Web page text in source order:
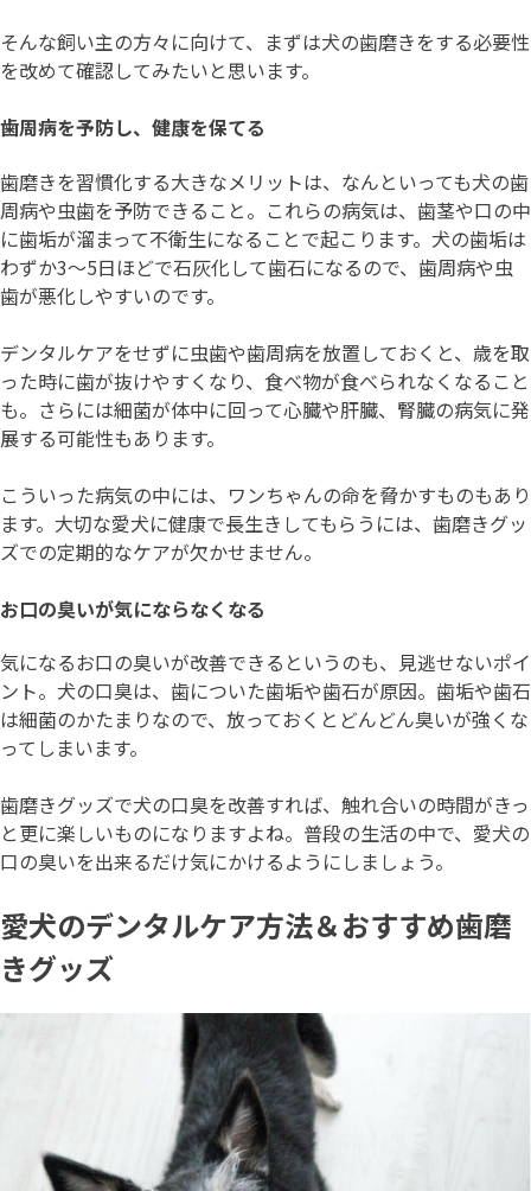
そんな飼い主の方々に向けて、まずは犬の歯磨きをする必要性
を改めて確認してみたいと思います。
歯周病を予防し、健康を保てる
歯磨きを習慣化する大きなメリットは、なんといっても犬の歯
周病や虫歯を予防できること。これらの病気は、歯茎や口の中
に歯垢が溜まって不衛生になることで起こります。犬の歯垢は
わずか3〜5日ほどで石灰化して歯石になるので、歯周病や虫
歯が悪化しやすいのです。
デンタルケアをせずに虫歯や歯周病を放置しておくと、歳を取
った時に歯が抜けやすくなり、食べ物が食べられなくなること
も。さらには細菌が体中に回って心臓や肝臓、腎臓の病気に発
展する可能性もあります。
こういった病気の中には、ワンちゃんの命を脅かすものもあり
ます。大切な愛犬に健康で長生きしてもらうには、歯磨きグッ
ズでの定期的なケアが欠かせません。
お口の臭いが気にならなくなる
気になるお口の臭いが改善できるというのも、見逃せないポイ
ント。犬の口臭は、歯についた歯垢や歯石が原因。歯垢や歯石
は細菌のかたまりなので、放っておくとどんどん臭いが強くな
ってしまいます。
歯磨きグッズで犬の口臭を改善すれば、触れ合いの時間がきっ
と更に楽しいものになりますよね。普段の生活の中で、愛犬の
口の臭いを出来るだけ気にかけるようにしましょう。
愛犬のデンタルケア方法＆おすすめ歯磨
きグッズ